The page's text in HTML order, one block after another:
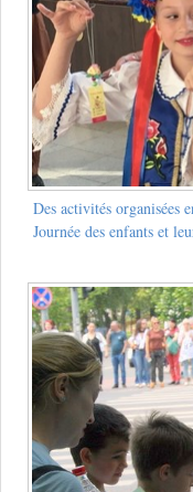
Des activités organisées
Journée des enfants et